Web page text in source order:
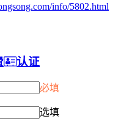
info/5802.html
认证
必填
选填